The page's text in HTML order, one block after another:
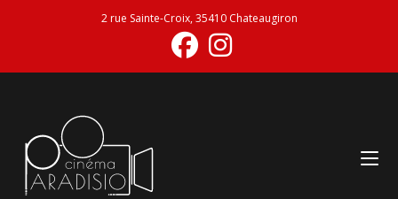
2 rue Sainte-Croix, 35410 Chateaugiron